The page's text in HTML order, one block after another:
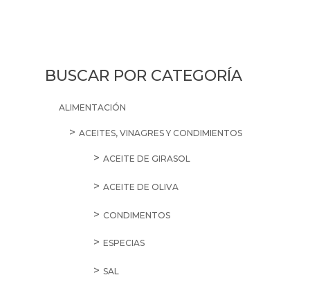
BUSCAR POR CATEGORÍA
ALIMENTACIÓN
ACEITES, VINAGRES Y CONDIMIENTOS
ACEITE DE GIRASOL
ACEITE DE OLIVA
CONDIMENTOS
ESPECIAS
SAL